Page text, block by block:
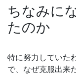
ちなみに
たのか
特に努力していた
で、なぜ克服出来